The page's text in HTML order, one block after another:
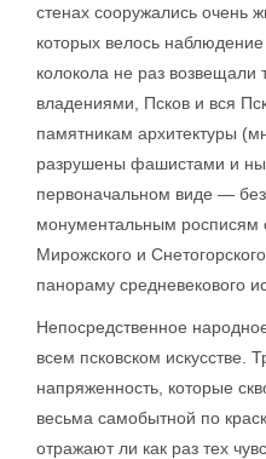
стенах сооружались очень
которых велось
колокола не раз возвещали
владениями, Псков и вся
памятникам архитектуры
разрушены фашистами и
первоначальном виде —
монументальным росписям
Мирожского и
панораму средневекового
Непосредственное
всем псковском искусстве.
напряженность, которые
весьма самобытной по
отражают ли как раз тех